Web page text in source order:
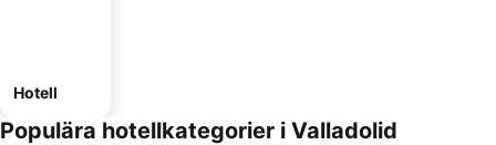
Hotell
Populära hotellkategorier i Valladolid